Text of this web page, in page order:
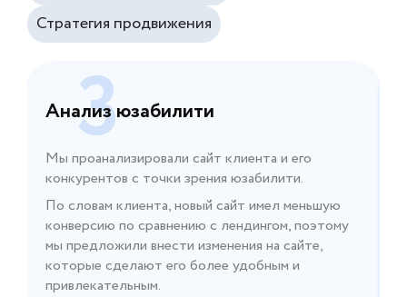
Стратегия продвижения
Анализ юзабилити
3
Мы проанализировали сайт клиента и его
конкурентов с точки зрения юзабилити.
По словам клиента, новый сайт имел меньшую
конверсию по сравнению с лендингом, поэтому
мы предложили внести изменения на сайте,
которые сделают его более удобным и
привлекательным.